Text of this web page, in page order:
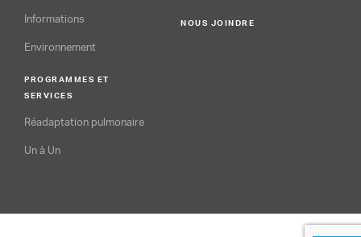
Informations
Environnement
PROGRAMMES ET
SERVICES
Réadaptation pulmonaire
Un à Un
NOUS JOINDRE